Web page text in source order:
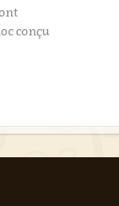
conçu